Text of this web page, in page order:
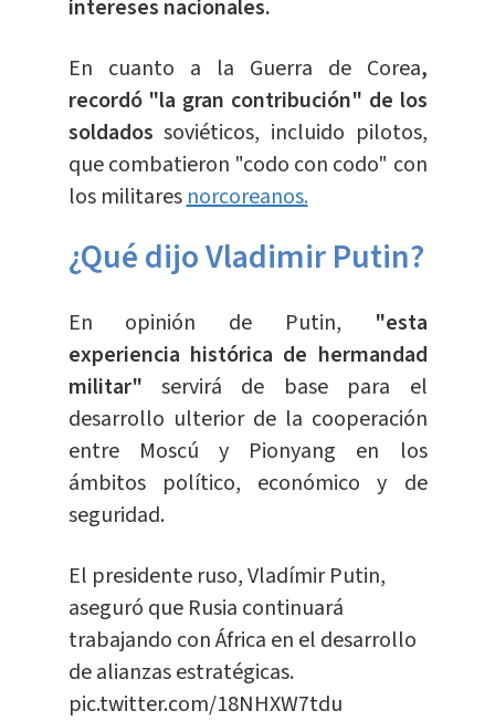
intereses nacionales.
En cuanto a la Guerra de Corea,
recordó "la gran contribución" de los
soldados soviéticos, incluido pilotos,
que combatieron "codo con codo" con
los militaresnorcoreanos.
¿Qué dijo Vladimir Putin?
En opinión de Putin, "esta
experiencia histórica de hermandad
militar" servirá de base para el
desarrollo ulterior de la cooperación
entre Moscú y Pionyang en los
ámbitos político, económico y de
seguridad.
El presidente ruso, Vladímir Putin,
aseguró que Rusia continuará
trabajando con África en el desarrollo
de alianzas estratégicas.
pic.twitter.com/18NHXW7tdu